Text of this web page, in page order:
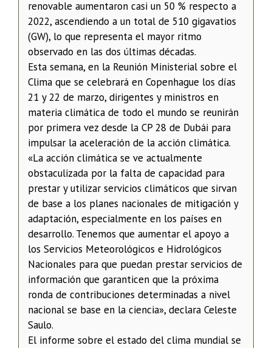
renovable aumentaron casi un 50 % respecto a
2022, ascendiendo a un total de 510 gigavatios
(GW), lo que representa el mayor ritmo
observado en las dos últimas décadas.
Esta semana, en la Reunión Ministerial sobre el
Clima que se celebrará en Copenhague los días
21 y 22 de marzo, dirigentes y ministros en
materia climática de todo el mundo se reunirán
por primera vez desde la CP 28 de Dubái para
impulsar la aceleración de la acción climática.
«La acción climática se ve actualmente
obstaculizada por la falta de capacidad para
prestar y utilizar servicios climáticos que sirvan
de base a los planes nacionales de mitigación y
adaptación, especialmente en los países en
desarrollo. Tenemos que aumentar el apoyo a
los Servicios Meteorológicos e Hidrológicos
Nacionales para que puedan prestar servicios de
información que garanticen que la próxima
ronda de contribuciones determinadas a nivel
nacional se base en la ciencia», declara Celeste
Saulo.
El informe sobre el estado del clima mundial se